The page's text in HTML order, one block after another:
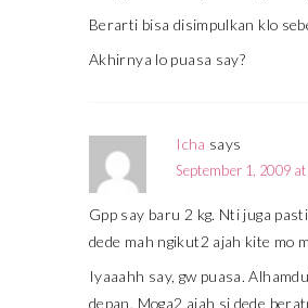
Berarti bisa disimpulkan klo
Akhirnya lo puasa say?
Icha says
September 1, 2009
Gpp say baru 2 kg. Nti juga
dede mah ngikut2 ajah kite mo
Iyaaahh say, gw puasa.
depan. Moga2 ajah si dede